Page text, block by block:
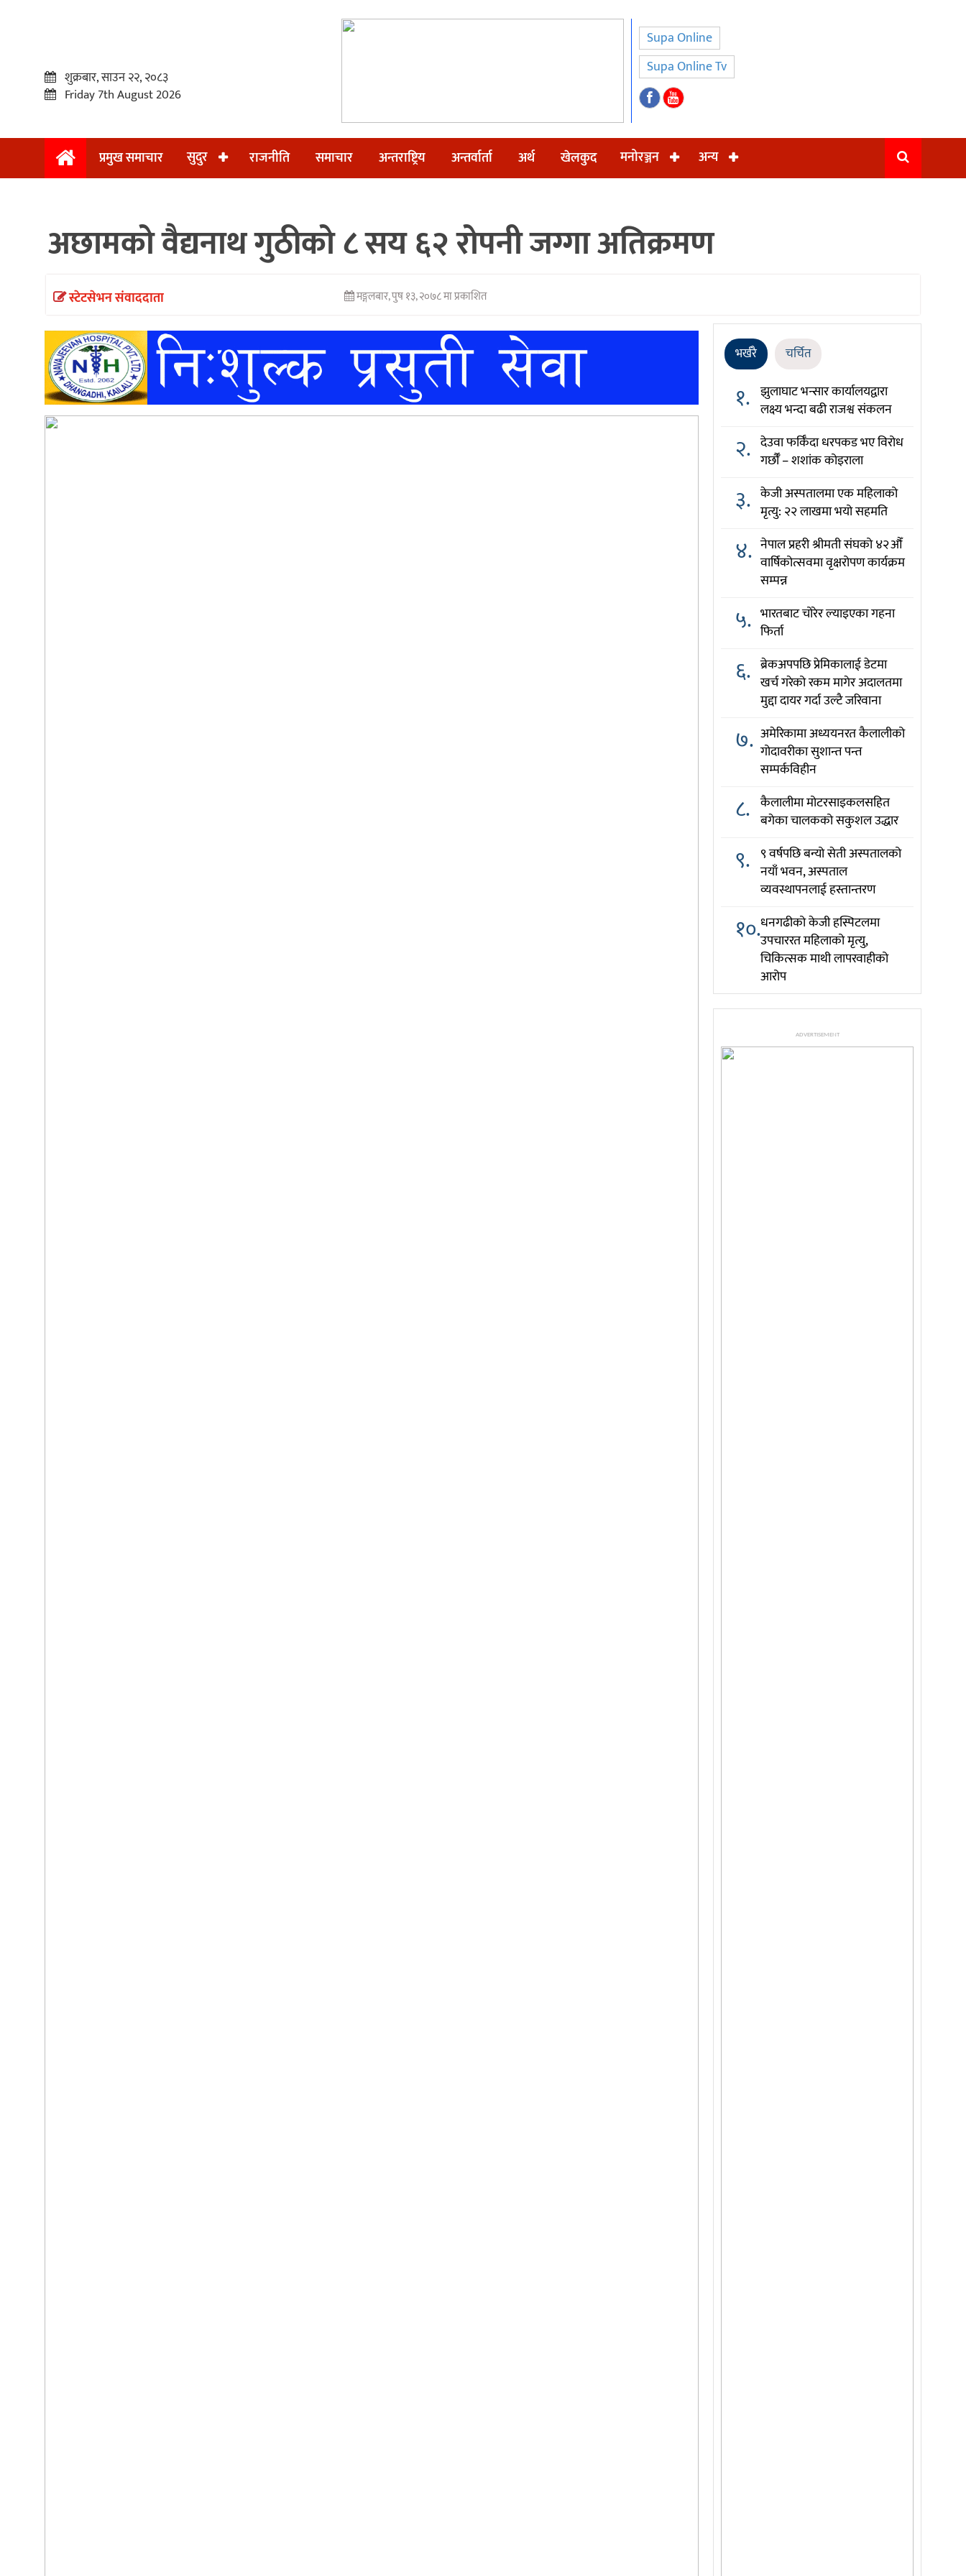
प्रमुख
समाचार
अन्तर्वार्ता
खेलकुद
शुक्रबार, साउन २२, २०८३
Friday 7th August 2026
Supa Online
Supa Online Tv
प्रमुख समाचार सुदुर राजनीति समाचार अन्तराष्ट्रिय अन्तर्वार्ता अर्थ खेलकुद मनोरञ्जन अन्य
अछामको वैद्यनाथ गुठीको ८ सय ६२ रोपनी जग्गा अतिक्रमण
स्टेटसेभन संवाददाता मङ्गलबार, पुष १३, २०७८ मा प्रकाशित
भर्खरै चर्चित
१. झुलाघाट भन्सार कार्यालयद्वारा
लक्ष्य भन्दा बढी राजश्व संकलन
२. देउवा फर्किँदा धरपकड भए विरोध
गर्छौँं – शशांक कोइराला
३. केजी अस्पतालमा एक महिलाको
मृत्यु: २२ लाखमा भयो सहमति
४. नेपाल प्रहरी श्रीमती संघको ४२औँ
वार्षिकोत्सवमा वृक्षरोपण कार्यक्रम
सम्पन्न
५. भारतबाट चोरेर ल्याइएका गहना
फिर्ता
६. ब्रेकअपपछि प्रेमिकालाई डेटमा
खर्च गरेको रकम मागेर अदालतमा
मुद्दा दायर गर्दा उल्टै जरिवाना
७. अमेरिकामा अध्ययनरत कैलालीको
गोदावरीका सुशान्त पन्त
सम्पर्कविहीन
८. कैलालीमा मोटरसाइकलसहित
बगेका चालकको सकुशल उद्धार
९. ९ वर्षपछि बन्यो सेती अस्पतालको
नयाँ भवन, अस्पताल
व्यवस्थापनलाई हस्तान्तरण
१०.धनगढीको केजी हस्पिटलमा
उपचाररत महिलाको मृत्यु,
चिकित्सक माथी लापरवाहीको
आरोप
ADVERTISEMENT